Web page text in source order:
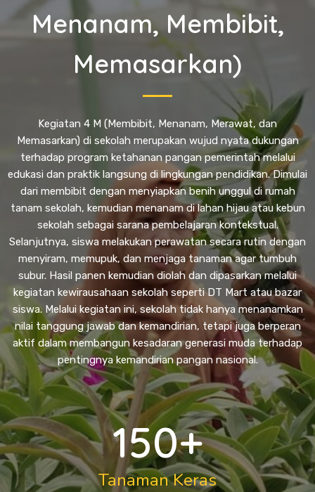
Menanam, Membibit,
Memasarkan)
Kegiatan 4 M (Membibit, Menanam, Merawat, dan
Memasarkan) di sekolah merupakan wujud nyata dukungan
terhadap program ketahanan pangan pemerintah melalui
edukasi dan praktik langsung di lingkungan pendidikan. Dimulai
dari membibit dengan menyiapkan benih unggul di rumah
tanam sekolah, kemudian menanam di lahan hijau atau kebun
sekolah sebagai sarana pembelajaran kontekstual.
Selanjutnya, siswa melakukan perawatan secara rutin dengan
menyiram, memupuk, dan menjaga tanaman agar tumbuh
subur. Hasil panen kemudian diolah dan dipasarkan melalui
kegiatan kewirausahaan sekolah seperti DT Mart atau bazar
siswa. Melalui kegiatan ini, sekolah tidak hanya menanamkan
nilai tanggung jawab dan kemandirian, tetapi juga berperan
aktif dalam membangun kesadaran generasi muda terhadap
pentingnya kemandirian pangan nasional.
150+
Tanaman Keras